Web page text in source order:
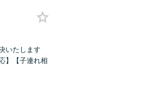
いたします
】【子連れ相